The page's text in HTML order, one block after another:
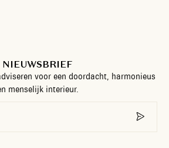
NIEUWSBRIEF
voor een doordacht, harmonieus
menselijk interieur.